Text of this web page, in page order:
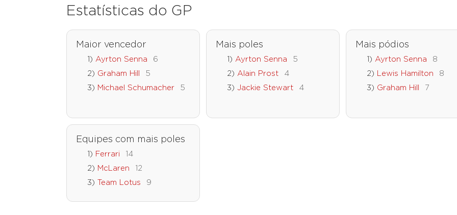
Estatísticas do GP
Maior vencedor
Ayrton Senna
6
Graham Hill
5
Michael Schumacher
5
Mais poles
Ayrton Senna
5
Alain Prost
4
Jackie Stewart
4
Mais pódios
Ayrton Senna
8
Lewis Hamilton
8
Graham Hill
7
Equipes com mais poles
Ferrari
14
McLaren
12
Team Lotus
9